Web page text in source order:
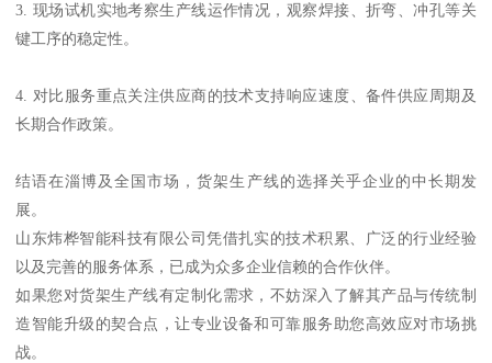
3. 现场试机实地考察生产线运作情况，观察焊接、折弯、冲孔等关
键工序的稳定性。
4. 对比服务重点关注供应商的技术支持响应速度、备件供应周期及
长期合作政策。
结语在淄博及全国市场，货架生产线的选择关乎企业的中长期发
展。
山东炜桦智能科技有限公司凭借扎实的技术积累、广泛的行业经验
以及完善的服务体系，已成为众多企业信赖的合作伙伴。
如果您对货架生产线有定制化需求，不妨深入了解其产品与传统制
造智能升级的契合点，让专业设备和可靠服务助您高效应对市场挑
战。